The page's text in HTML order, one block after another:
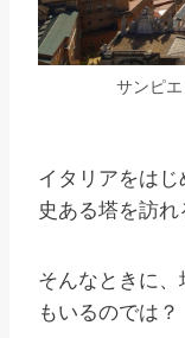
サンピ
イタリアをは
史ある塔を訪れ
そんなときに
もいるのでは？